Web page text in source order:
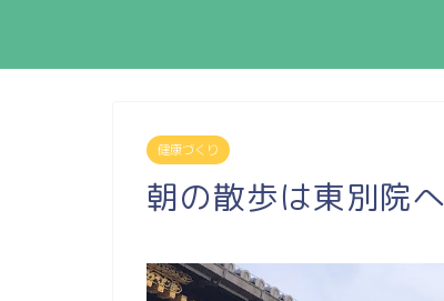
健康づくり
朝の散歩は東別院へ